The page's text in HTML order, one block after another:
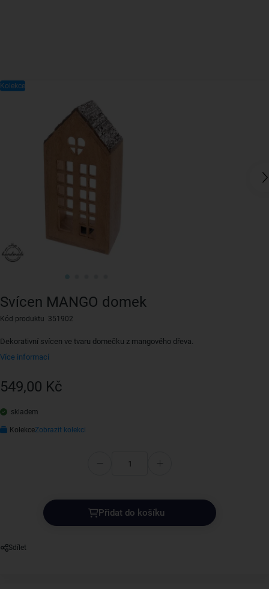
Svícen MANGO domek
Kód produktu 351902
Dekorativní svícen ve tvaru domečku z mangového dřeva.
Více informací
549,00 Kč
skladem
KolekceZobrazit kolekci
Přidat do košíku
Sdílet
Kolekce